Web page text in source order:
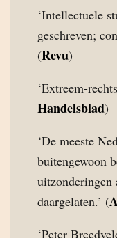
‘Intellectuele
geschreven;
(Revu)
‘Extreem-
Handelsblad)
‘De meeste
buitengewoon
uitzonderingen
daargelaten.’ (
‘Peter